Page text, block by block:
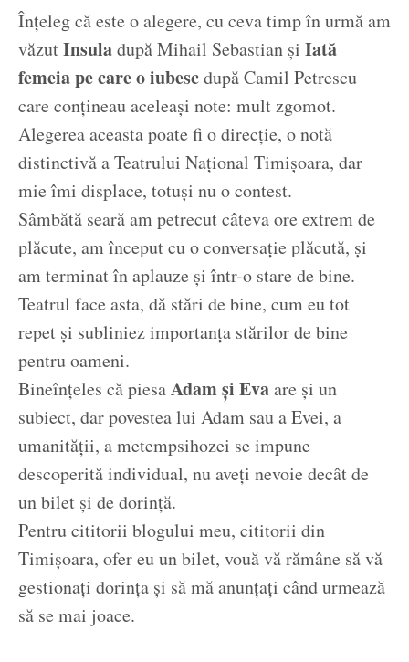
Înțeleg că este o alegere, cu ceva timp în urmă am
văzutInsuladupă Mihail Sebastian și Iată
femeia pe care o iubescdupă Camil Petrescu
care conțineau aceleași note: mult zgomot.
Alegerea aceasta poate fi o direcție, o notă
distinctivă a Teatrului Național Timișoara, dar
mie îmi displace, totuși nu o contest.
Sâmbătă seară am petrecut câteva ore extrem de
plăcute, am început cu o conversație plăcută, și
am terminat în aplauze și într-o stare de bine.
Teatrul face asta, dă stări de bine, cum eu tot
repet și subliniez importanța stărilor de bine
pentru oameni.
Bineînțeles că piesaAdam și Evaare și un
subiect, dar povestea lui Adam sau a Evei, a
umanității, a metempsihozei se impune
descoperită individual, nu aveți nevoie decât de
un bilet și de dorință.
Pentru cititorii blogului meu, cititorii din
Timișoara, ofer eu un bilet, vouă vă rămâne să vă
gestionați dorința și să mă anunțați când urmează
să se mai joace.